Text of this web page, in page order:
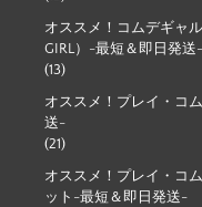
オススメ！コムデギャ
GIRL）-最短＆即日発送-
(13)
オススメ！プレイ・コ
送-
(21)
オススメ！プレイ・コ
ット-最短＆即日発送-